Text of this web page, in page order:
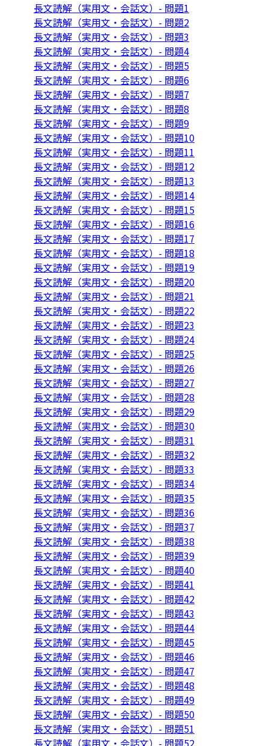
長文読解（実用文・会話文）- 問題1
長文読解（実用文・会話文）- 問題2
長文読解（実用文・会話文）- 問題3
長文読解（実用文・会話文）- 問題4
長文読解（実用文・会話文）- 問題5
長文読解（実用文・会話文）- 問題6
長文読解（実用文・会話文）- 問題7
長文読解（実用文・会話文）- 問題8
長文読解（実用文・会話文）- 問題9
長文読解（実用文・会話文）- 問題10
長文読解（実用文・会話文）- 問題11
長文読解（実用文・会話文）- 問題12
長文読解（実用文・会話文）- 問題13
長文読解（実用文・会話文）- 問題14
長文読解（実用文・会話文）- 問題15
長文読解（実用文・会話文）- 問題16
長文読解（実用文・会話文）- 問題17
長文読解（実用文・会話文）- 問題18
長文読解（実用文・会話文）- 問題19
長文読解（実用文・会話文）- 問題20
長文読解（実用文・会話文）- 問題21
長文読解（実用文・会話文）- 問題22
長文読解（実用文・会話文）- 問題23
長文読解（実用文・会話文）- 問題24
長文読解（実用文・会話文）- 問題25
長文読解（実用文・会話文）- 問題26
長文読解（実用文・会話文）- 問題27
長文読解（実用文・会話文）- 問題28
長文読解（実用文・会話文）- 問題29
長文読解（実用文・会話文）- 問題30
長文読解（実用文・会話文）- 問題31
長文読解（実用文・会話文）- 問題32
長文読解（実用文・会話文）- 問題33
長文読解（実用文・会話文）- 問題34
長文読解（実用文・会話文）- 問題35
長文読解（実用文・会話文）- 問題36
長文読解（実用文・会話文）- 問題37
長文読解（実用文・会話文）- 問題38
長文読解（実用文・会話文）- 問題39
長文読解（実用文・会話文）- 問題40
長文読解（実用文・会話文）- 問題41
長文読解（実用文・会話文）- 問題42
長文読解（実用文・会話文）- 問題43
長文読解（実用文・会話文）- 問題44
長文読解（実用文・会話文）- 問題45
長文読解（実用文・会話文）- 問題46
長文読解（実用文・会話文）- 問題47
長文読解（実用文・会話文）- 問題48
長文読解（実用文・会話文）- 問題49
長文読解（実用文・会話文）- 問題50
長文読解（実用文・会話文）- 問題51